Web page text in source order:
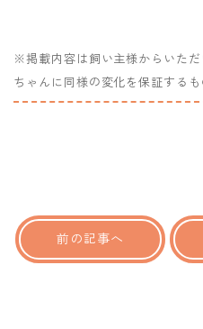
※掲載内容は飼い主様からいた
ちゃんに同様の変化を保証するも
前の記事へ